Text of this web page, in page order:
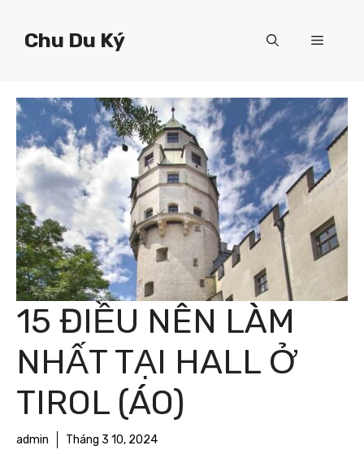
Chu Du Ký Menu
15 ĐIỀU NÊN LÀM
NHẤT TẠI HALL Ở
TIROL (ÁO)
admin Tháng 3 10, 2024